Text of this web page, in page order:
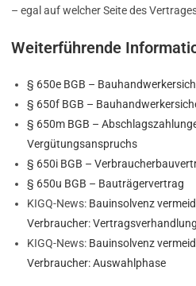
– egal auf welcher Seite des
Weiterführende
§ 650e BGB –
§ 650f BGB –
§ 650m BGB –
Vergütungsanspruchs
§ 650i BGB –
§ 650u BGB – Bauträgervertrag
KIGQ-News: Bauinsolvenz
Verbraucher:
KIGQ-News: Bauinsolvenz
Verbraucher: Auswahlphase